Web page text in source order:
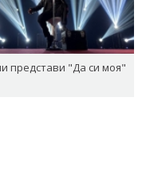
представи "Да си моя"